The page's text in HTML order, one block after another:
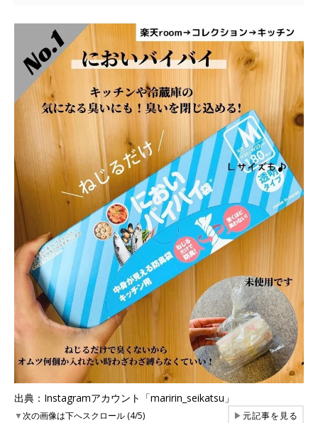
出典：Instagramアカウント「maririn_seikatsu」
▼次の画像は下へスクロール (4/5) ▶元記事を見る